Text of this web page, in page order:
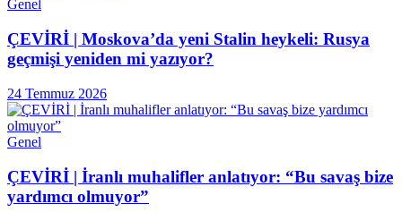
Genel
ÇEVİRİ | Moskova’da yeni Stalin heykeli: Rusya
geçmişi yeniden mi yazıyor?
24 Temmuz 2026
Genel
ÇEVİRİ | İranlı muhalifler anlatıyor: “Bu savaş bize
yardımcı olmuyor”